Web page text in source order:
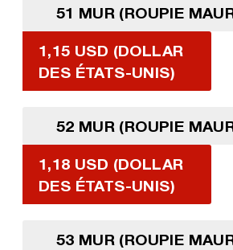
51 MUR (ROUPIE
1,15 USD (DOLLAR
DES ÉTATS-UNIS)
52 MUR (ROUPIE
1,18 USD (DOLLAR
DES ÉTATS-UNIS)
53 MUR (ROUPIE